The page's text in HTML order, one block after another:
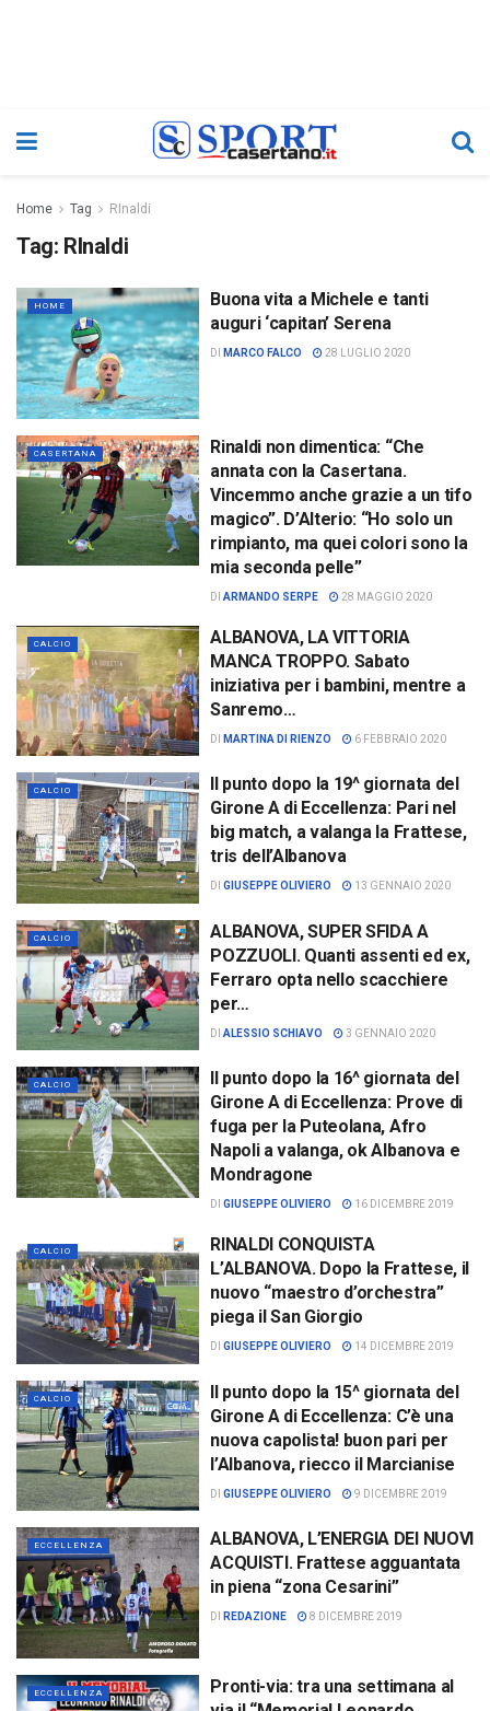
Home Tag RInaldi
Tag: RInaldi
HOME
Buona vita a Michele e tanti
auguri ‘capitan’ Serena
DI MARCO FALCO 28 LUGLIO 2020
CASERTANA
Rinaldi non dimentica: “Che
annata con la Casertana.
Vincemmo anche grazie a un tifo
magico”. D’Alterio: “Ho solo un
rimpianto, ma quei colori sono la
mia seconda pelle”
DI ARMANDO SERPE 28 MAGGIO 2020
CALCIO
ALBANOVA, LA VITTORIA
MANCA TROPPO. Sabato
iniziativa per i bambini, mentre a
Sanremo…
DI MARTINA DI RIENZO 6 FEBBRAIO 2020
CALCIO
Il punto dopo la 19^ giornata del
Girone A di Eccellenza: Pari nel
big match, a valanga la Frattese,
tris dell’Albanova
DI GIUSEPPE OLIVIERO 13 GENNAIO 2020
CALCIO
ALBANOVA, SUPER SFIDA A
POZZUOLI. Quanti assenti ed ex,
Ferraro opta nello scacchiere
per…
DI ALESSIO SCHIAVO 3 GENNAIO 2020
CALCIO
Il punto dopo la 16^ giornata del
Girone A di Eccellenza: Prove di
fuga per la Puteolana, Afro
Napoli a valanga, ok Albanova e
Mondragone
DI GIUSEPPE OLIVIERO 16 DICEMBRE 2019
CALCIO
RINALDI CONQUISTA
L’ALBANOVA. Dopo la Frattese, il
nuovo “maestro d’orchestra”
piega il San Giorgio
DI GIUSEPPE OLIVIERO 14 DICEMBRE 2019
CALCIO
Il punto dopo la 15^ giornata del
Girone A di Eccellenza: C’è una
nuova capolista! buon pari per
l’Albanova, riecco il Marcianise
DI GIUSEPPE OLIVIERO 9 DICEMBRE 2019
ECCELLENZA
ALBANOVA, L’ENERGIA DEI NUOVI
ACQUISTI. Frattese agguantata
in piena “zona Cesarini”
DI REDAZIONE 8 DICEMBRE 2019
ECCELLENZA
Pronti-via: tra una settimana al